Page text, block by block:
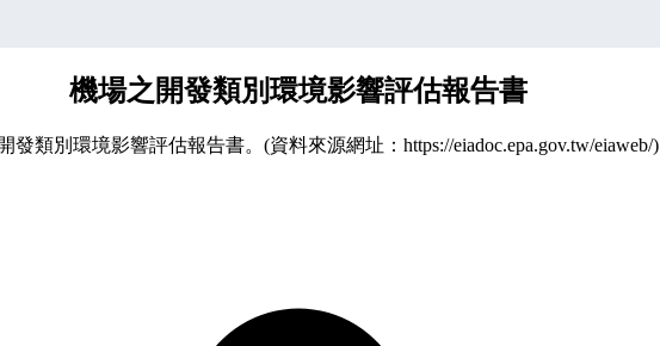
機場之開發類別環境影響評估報告書
發類別環境影響評估報告書。(資料來源網址：https://eiadoc.epa.gov.tw/eiaweb/)